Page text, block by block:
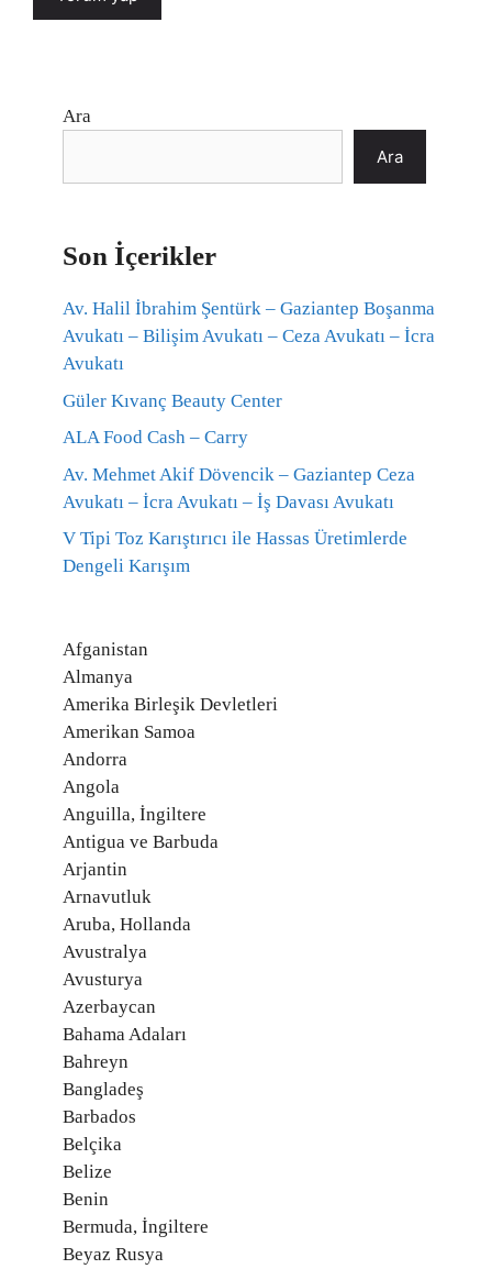
Ara
Ara
Son İçerikler
Av. Halil İbrahim Şentürk – Gaziantep Boşanma
Avukatı – Bilişim Avukatı – Ceza Avukatı – İcra
Avukatı
Güler Kıvanç Beauty Center
ALA Food Cash – Carry
Av. Mehmet Akif Dövencik – Gaziantep Ceza
Avukatı – İcra Avukatı – İş Davası Avukatı
V Tipi Toz Karıştırıcı ile Hassas Üretimlerde
Dengeli Karışım
Afganistan
Almanya
Amerika Birleşik Devletleri
Amerikan Samoa
Andorra
Angola
Anguilla, İngiltere
Antigua ve Barbuda
Arjantin
Arnavutluk
Aruba, Hollanda
Avustralya
Avusturya
Azerbaycan
Bahama Adaları
Bahreyn
Bangladeş
Barbados
Belçika
Belize
Benin
Bermuda, İngiltere
Beyaz Rusya